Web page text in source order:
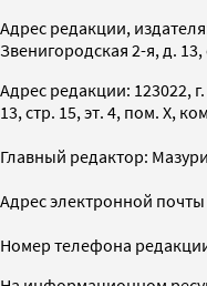
Адрес редакции,
Звенигородская 2-я, д. 13,
Адрес редакции: 123022,
13, стр. 15, эт. 4, пом. X,
Главный редактор:
Адрес электронной
Номер телефона